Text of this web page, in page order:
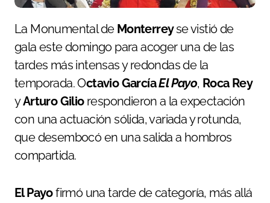
La Monumental de Monterreyse vistió de
gala este domingo para acoger una de las
tardes más intensas y redondas de la
temporada. Octavio GarcíaEl Payo, Roca Rey
yArturo Giliorespondieron a la expectación
con una actuación sólida, variada y rotunda,
que desembocó en una salida a hombros
compartida.
El Payofirmó una tarde de categoría, más allá